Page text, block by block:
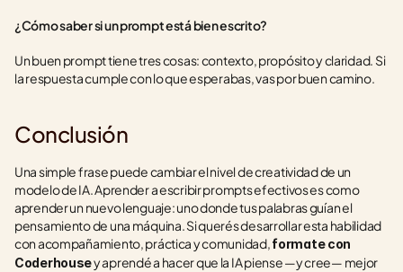
¿Cómo saber si un prompt está bien escrito?
Un buen prompt tiene tres cosas: contexto, propósito y claridad. Si
la respuesta cumple con lo que esperabas, vas por buen camino.
Conclusión
Una simple frase puede cambiar el nivel de creatividad de un
modelo de IA. Aprender a escribir prompts efectivos es como
aprender un nuevo lenguaje: uno donde tus palabras guían el
pensamiento de una máquina. Si querés desarrollar esta habilidad
con acompañamiento, práctica y comunidad, formate con
Coderhouse y aprendé a hacer que la IA piense —y cree— mejor